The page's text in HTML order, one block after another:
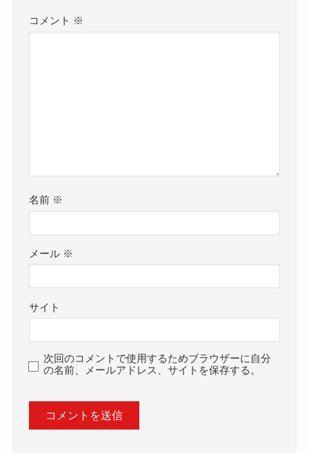
コメント ※
名前 ※
メール ※
サイト
次回のコメントで使用するためブラウザーに自分
の名前、メールアドレス、サイトを保存する。